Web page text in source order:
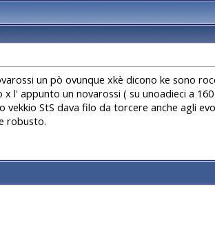
un pò ovunque xkè dicono ke sono
l' appunto un novarossi ( su unoadieci a
StS dava filo da torcere anche agli
robusto.